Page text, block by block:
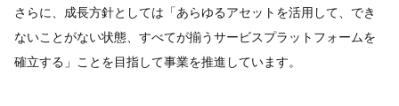
さらに、成長方針としては「あらゆるアセットを活用して、でき
ないことがない状態、すべてが揃うサービスプラットフォームを
確立する」ことを目指して事業を推進しています。